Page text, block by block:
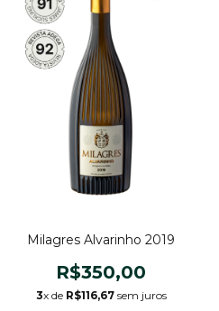
Milagres Alvarinho 2019
R$350,00
3x de R$116,67sem juros